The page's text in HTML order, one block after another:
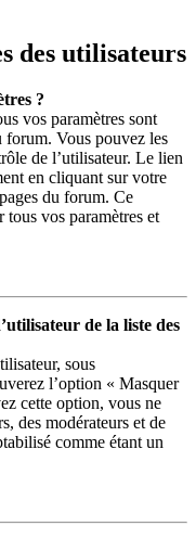
des utilisateurs
?
vos paramètres sont
forum. Vous pouvez les
de l’utilisateur. Le lien
en cliquant sur votre
du forum. Ce
vos paramètres et
de la liste des
sous
l’option « Masquer
cette option, vous ne
des modérateurs et de
comme étant un